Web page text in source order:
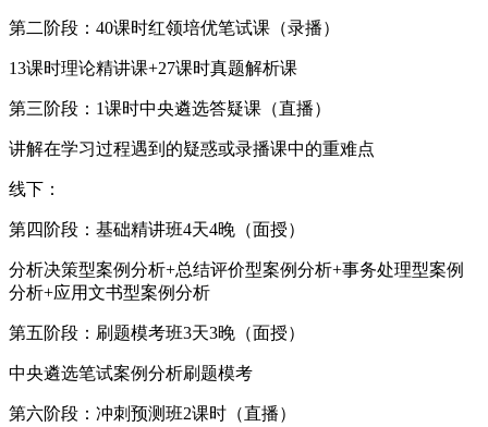
第二阶段：40课时红领培优笔试课（录播）
13课时理论精讲课+27课时真题解析课
第三阶段：1课时中央遴选答疑课（直播）
讲解在学习过程遇到的疑惑或录播课中的重难点
线下：
第四阶段：基础精讲班4天4晚（面授）
分析决策型案例分析+总结评价型案例分析+事务处理型案例
分析+应用文书型案例分析
第五阶段：刷题模考班3天3晚（面授）
中央遴选笔试案例分析刷题模考
第六阶段：冲刺预测班2课时（直播）